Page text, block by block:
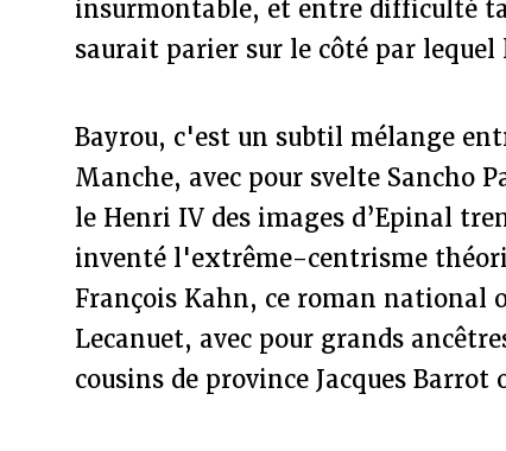
insurmontable, et entre difficulté
saurait parier sur le côté par
Bayrou, c'est un subtil mélange
Manche, avec pour svelte Sancho
le Henri IV des images d’Epinal
inventé l'extrême-centrisme
François Kahn, ce roman national
Lecanuet, avec pour grands
cousins de province Jacques Barrot